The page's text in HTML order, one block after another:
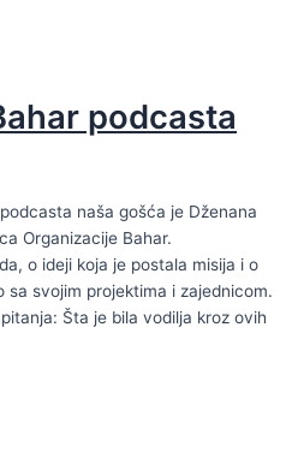
podcasta
naša gošća je Dženana
Organizacije Bahar.
o ideji koja je postala misija i o
sa svojim projektima i zajednicom.
Šta je bila vodilja kroz ovih